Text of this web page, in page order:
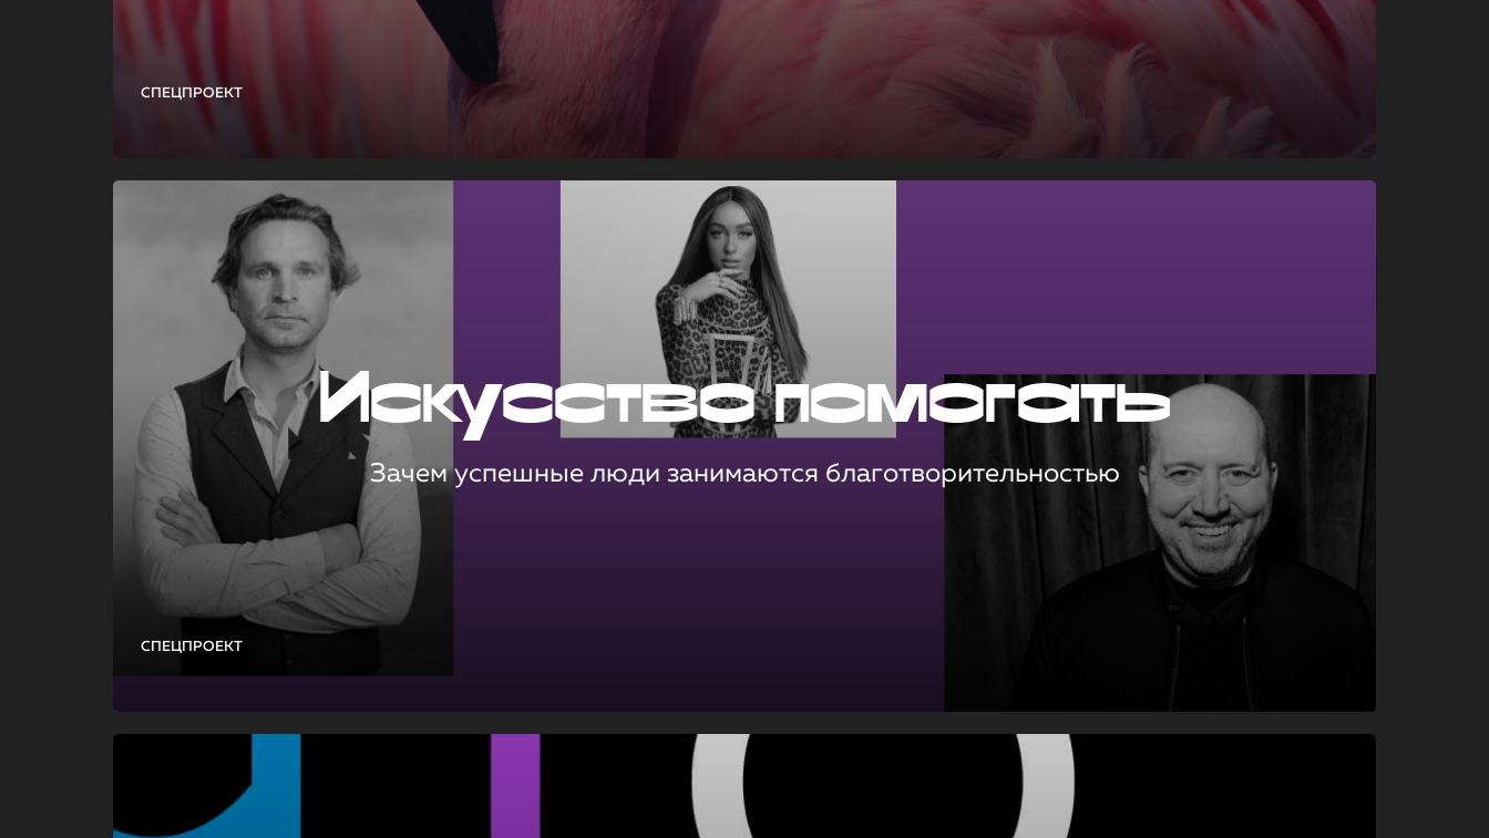
СПЕЦПРОЕКТ
СПЕЦПРОЕКТ
Искусство помогать
Зачем успешные люди занимаются благотворительностью